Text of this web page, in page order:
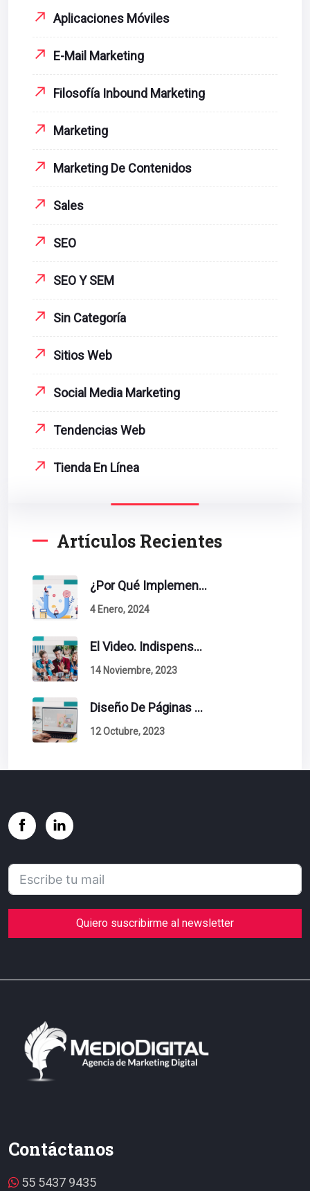
Aplicaciones Móviles
E-Mail Marketing
Filosofía Inbound Marketing
Marketing
Marketing De Contenidos
Sales
SEO
SEO Y SEM
Sin Categoría
Sitios Web
Social Media Marketing
Tendencias Web
Tienda En Línea
Artículos Recientes
¿Por Qué Implementar La Metodología Inbound Marketing En Tu Empresa?
4 Enero, 2024
El Video. Indispensable En Tu Estrategia De Contenidos.
14 Noviembre, 2023
Diseño De Páginas Web. Esto Debe Tener Un Sitio Exitoso.
12 Octubre, 2023
Quiero suscribirme al newsletter
Contáctanos
55 5437 9435